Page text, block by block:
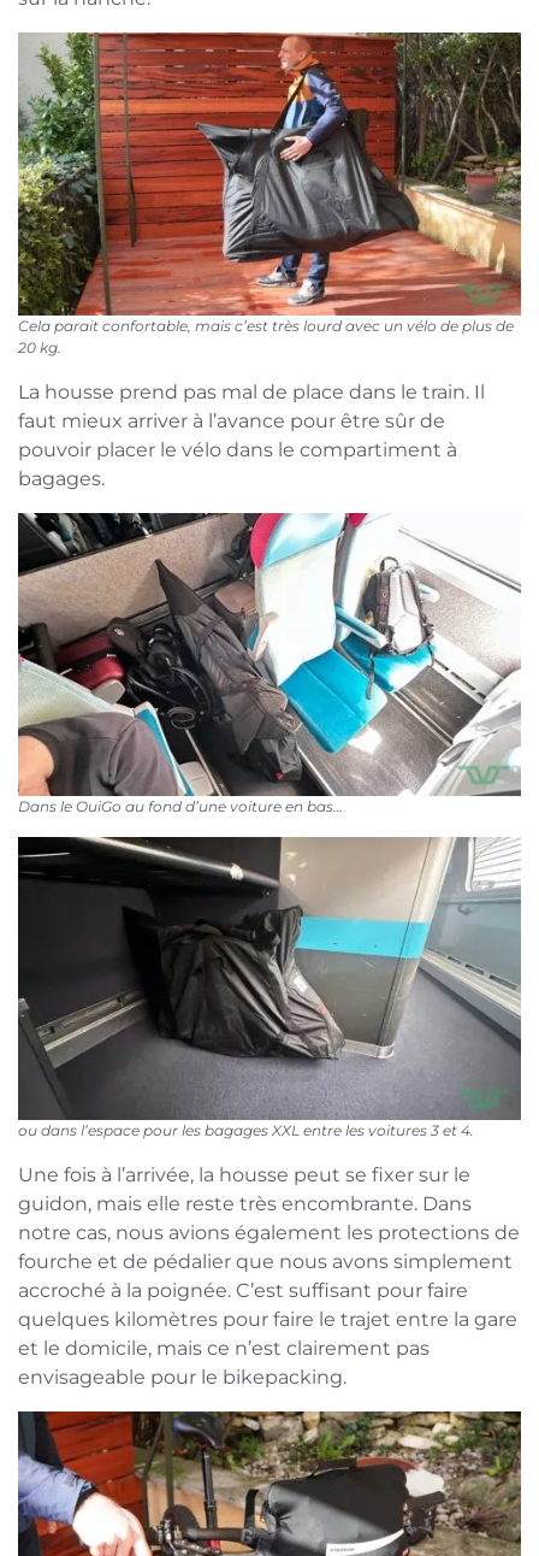
Cela parait confortable, mais c’est très lourd avec un vélo de plus de
20 kg.
La housse prend pas mal de place dans le train. Il
faut mieux arriver à l’avance pour être sûr de
pouvoir placer le vélo dans le compartiment à
bagages.
Dans le OuiGo au fond d’une voiture en bas…
ou dans l’espace pour les bagages XXL entre les voitures 3 et 4.
Une fois à l’arrivée, la housse peut se fixer sur le
guidon, mais elle reste très encombrante. Dans
notre cas, nous avions également les protections de
fourche et de pédalier que nous avons simplement
accroché à la poignée. C’est suffisant pour faire
quelques kilomètres pour faire le trajet entre la gare
et le domicile, mais ce n’est clairement pas
envisageable pour le bikepacking.